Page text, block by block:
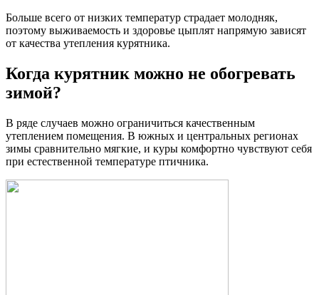
Больше всего от низких температур страдает молодняк,
поэтому выживаемость и здоровье цыплят напрямую зависят
от качества утепления курятника.
Когда курятник можно не обогревать
зимой?
В ряде случаев можно ограничиться качественным
утеплением помещения. В южных и центральных регионах
зимы сравнительно мягкие, и куры комфортно чувствуют себя
при естественной температуре птичника.